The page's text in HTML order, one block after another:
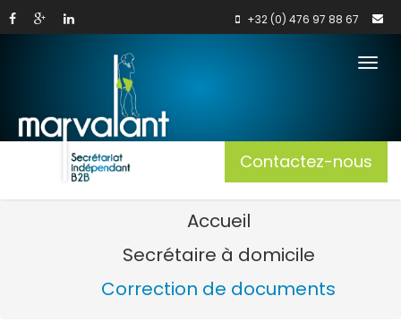
Suivez-
nous
Suivez-
nous
Suivez-
nous
LinkedIn
+32 (0) 476 97 88 67
Contactez-nous
Accueil
Secrétaire à domicile
Correction de documents